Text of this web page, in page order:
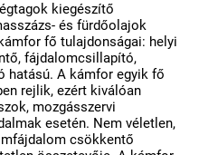
kiegészítő
és fürdőolajok
fő tulajdonságai: helyi
fájdalomcsillapító,
hatású. A kámfor egyik fő
rejlik, ezért kiválóan
mozgásszervi
esetén. Nem véletlen,
csökkentő